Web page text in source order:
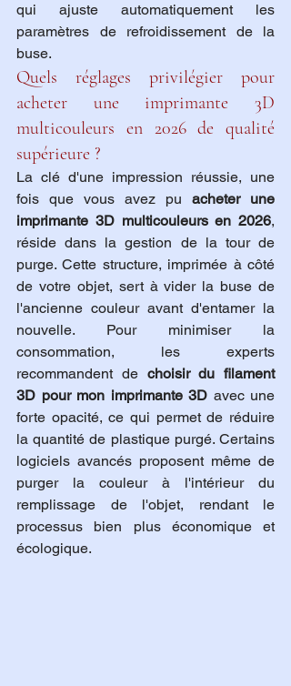
qui ajuste automatiquement les
paramètres de refroidissement de la
buse.
Quels réglages privilégier pour
acheter une imprimante 3D
multicouleurs en 2026 de qualité
supérieure ?
La clé d'une impression réussie, une
fois que vous avez pu acheter une
imprimante 3D multicouleurs en 2026,
réside dans la gestion de la tour de
purge. Cette structure, imprimée à côté
de votre objet, sert à vider la buse de
l'ancienne couleur avant d'entamer la
nouvelle. Pour minimiser la
consommation, les experts
recommandent de choisir du filament
3D pour mon imprimante 3D avec une
forte opacité, ce qui permet de réduire
la quantité de plastique purgé. Certains
logiciels avancés proposent même de
purger la couleur à l'intérieur du
remplissage de l'objet, rendant le
processus bien plus économique et
écologique.